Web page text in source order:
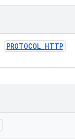
PROTOCOL_HTTP